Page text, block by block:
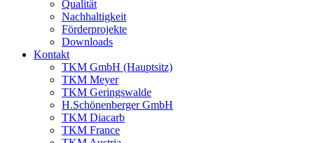
Qualität
Nachhaltigkeit
Förderprojekte
Downloads
Kontakt
TKM GmbH (Hauptsitz)
TKM Meyer
TKM Geringswalde
H.Schönenberger GmbH
TKM Diacarb
TKM France